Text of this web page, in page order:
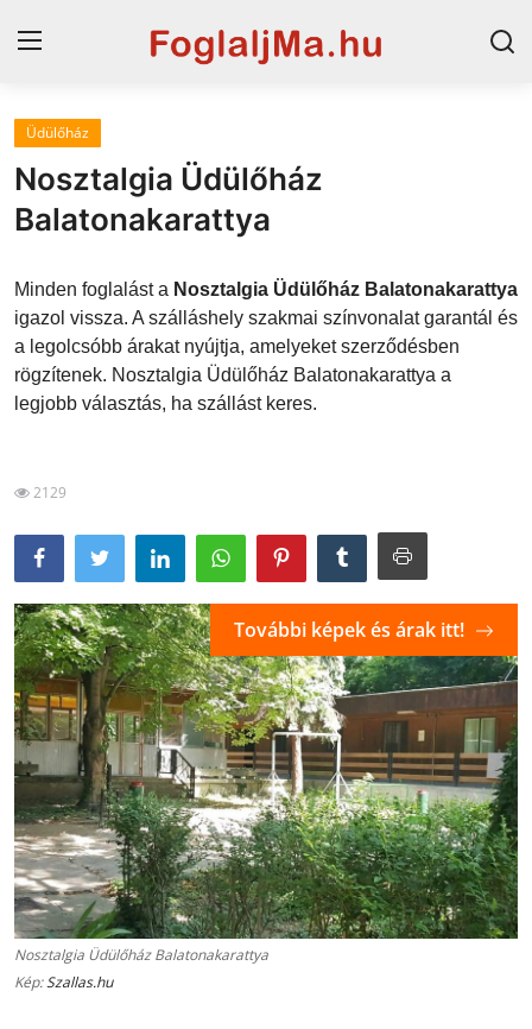
Horvát tengerpart
Magyarország
Horvátország
Blog
Szállások Hajdúszoboszlón
Üdülőház
Nosztalgia Üdülőház
Balatonakarattya
Minden foglalást a Nosztalgia Üdülőház Balatonakarattya
igazol vissza. A szálláshely szakmai színvonalat garantál és
a legolcsóbb árakat nyújtja, amelyeket szerződésben
rögzítenek. Nosztalgia Üdülőház Balatonakarattya a
legjobb választás, ha szállást keres.
2129
Nosztalgia Üdülőház Balatonakarattya
Kép:Szallas.hu
További képek és árak itt!